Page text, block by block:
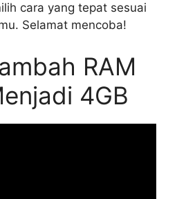
cara yang tepat sesuai
Selamat mencoba!
RAM
4GB